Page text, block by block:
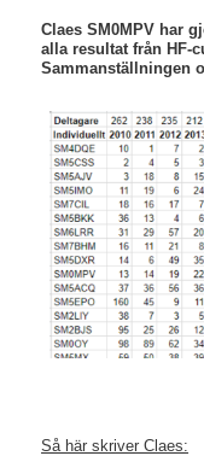
Claes SM0MPV har
alla resultat från HF-
Sammanställningen
Så här skriver Claes: